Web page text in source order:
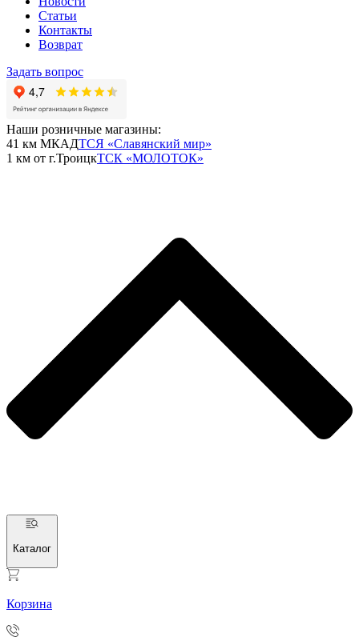
Статьи
Контакты
Возврат
Задать вопрос
Наши розничные магазины:
41 км МКАДТСЯ «Славянский мир»
1 км от г.ТроицкТСК «МОЛОТОК»
Каталог
Корзина